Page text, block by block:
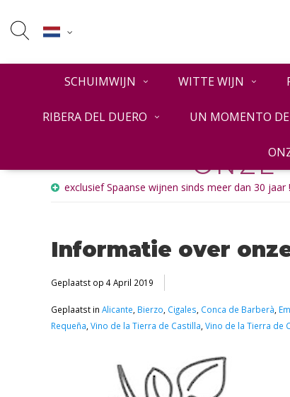
SCHUIMWIJN WITTE WIJN
RIBERA DEL DUERO UN MOMENTO DE
exclusief Spaanse wijnen sinds meer dan 30 jaar !
ONZE
Informatie over
Geplaatst op 4 April 2019
Geplaatst in Alicante, Bierzo, Cigales, Conca de Barberà,
Requeña, Vino de la Tierra de Castilla, Vino de la Tierra de